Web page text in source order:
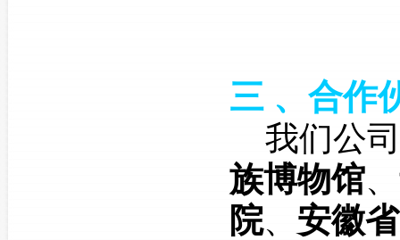
三 、合作
我们公
族博物馆、
院、 安徽